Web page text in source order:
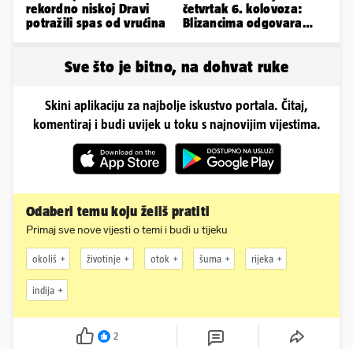
rekordno niskoj Dravi
potražili spas od vrućina
četvrtak 6. kolovoza:
Blizancima odgovara
Sve što je bitno, na dohvat ruke
Skini aplikaciju za najbolje iskustvo portala. Čitaj,
komentiraj i budi uvijek u toku s najnovijim vijestima.
Odaberi temu koju želiš pratiti
Primaj sve nove vijesti o temi i budi u tijeku
okoliš životinje otok šuma rijeka
indija
2